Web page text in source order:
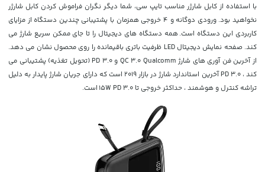
با استفاده از کابل شارژر مناسب تایپ سی، شما دیگر نگران فراموش کردن کابل شارژر
نخواهید بود. ورودی دوگانه و 4 خروجی همزمان با پشتیبانی چندین دستگاه از مزایای
کاربردی این دستگاه است. همه دستگاه های دیجیتال را تا جای ممکن سریع شارژ می
کند. صفحه نمایش دیجیتال LED ظرفیت باتری باقیمانده را روی محصول نشان می دهد.
از آخرین فن آوری های شارژ QC 3.0 Qualcomm و PD 3.0 (تحویل تغذیه) پشتیبانی می
کند ، PD 3.0 آخرین استاندارد شارژ در بازار 2019 است که دارای جریان شارژ پایدار به دلیل
تراشه کنترل و هوشمند ، حداکثر خروجی تا 15W PD 3.0 است.